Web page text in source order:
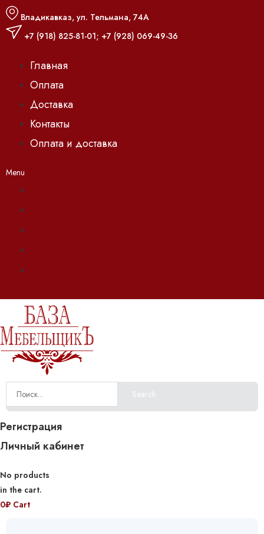
Владикавказ, ул. Тельмана, 74А
+7 (918) 825-81-01; +7 (928) 069-49-36
Главная
Оплата
Доставка
Контакты
Оплата и доставка
Menu
Search
Регистрация
Личный кабинет
No products
in the cart.
0₽ Cart